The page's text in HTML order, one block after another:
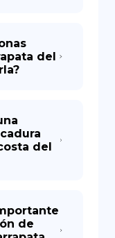
del
del
de